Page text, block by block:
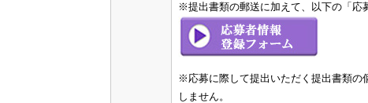
※提出書類の郵送に加えて、以下の「応
※応募に際して提出いただく提出書類の
しません。